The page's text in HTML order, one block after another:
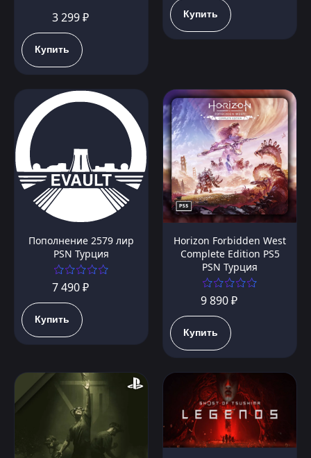
3 299 ₽
Купить
Купить
Пополнение 2579 лир
PSN Турция
7 490 ₽
Купить
Horizon Forbidden West
Complete Edition PS5
PSN Турция
9 890 ₽
Купить